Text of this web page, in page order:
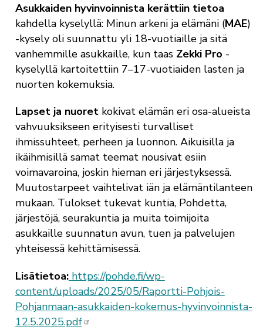
Asukkaiden hyvinvoinnista kerättiin tietoa
kahdella kyselyllä: Minun arkeni ja elämäni (MAE)
-kysely oli suunnattu yli 18-vuotiaille ja sitä
vanhemmille asukkaille, kun taas Zekki Pro -
kyselyllä kartoitettiin 7–17-vuotiaiden lasten ja
nuorten kokemuksia.
Lapset ja nuoret kokivat elämän eri osa-alueista
vahvuuksikseen erityisesti turvalliset
ihmissuhteet, perheen ja luonnon. Aikuisilla ja
ikäihmisillä samat teemat nousivat esiin
voimavaroina, joskin hieman eri järjestyksessä.
Muutostarpeet vaihtelivat iän ja elämäntilanteen
mukaan. Tulokset tukevat kuntia, Pohdetta,
järjestöjä, seurakuntia ja muita toimijoita
asukkaille suunnatun avun, tuen ja palvelujen
yhteisessä kehittämisessä.
Lisätietoa:https://pohde.fi/wp-
content/uploads/2025/05/Raportti-Pohjois-
Pohjanmaan-asukkaiden-kokemus-hyvinvoinnista-
12.5.2025.pdf